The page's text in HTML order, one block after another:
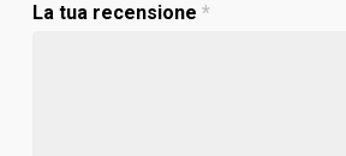
La tua recensione *